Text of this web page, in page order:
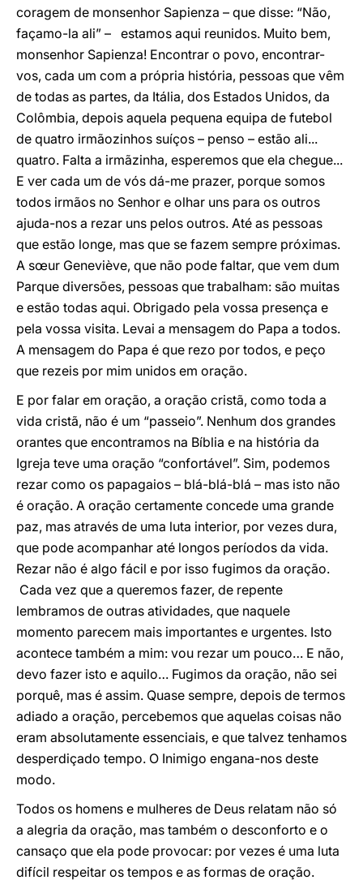
coragem de monsenhor Sapienza – que disse: “Não,
façamo-la ali” – estamos aqui reunidos. Muito bem,
monsenhor Sapienza! Encontrar o povo, encontrar-
vos, cada um com a própria história, pessoas que vêm
de todas as partes, da Itália, dos Estados Unidos, da
Colômbia, depois aquela pequena equipa de futebol
de quatro irmãozinhos suíços – penso – estão ali...
quatro. Falta a irmãzinha, esperemos que ela chegue...
E ver cada um de vós dá-me prazer, porque somos
todos irmãos no Senhor e olhar uns para os outros
ajuda-nos a rezar uns pelos outros. Até as pessoas
que estão longe, mas que se fazem sempre próximas.
A sœur Geneviève, que não pode faltar, que vem dum
Parque diversões, pessoas que trabalham: são muitas
e estão todas aqui. Obrigado pela vossa presença e
pela vossa visita. Levai a mensagem do Papa a todos.
A mensagem do Papa é que rezo por todos, e peço
que rezeis por mim unidos em oração.
E por falar em oração, a oração cristã, como toda a
vida cristã, não é um “passeio”. Nenhum dos grandes
orantes que encontramos na Bíblia e na história da
Igreja teve uma oração “confortável”. Sim, podemos
rezar como os papagaios – blá-blá-blá – mas isto não
é oração. A oração certamente concede uma grande
paz, mas através de uma luta interior, por vezes dura,
que pode acompanhar até longos períodos da vida.
Rezar não é algo fácil e por isso fugimos da oração.
Cada vez que a queremos fazer, de repente
lembramos de outras atividades, que naquele
momento parecem mais importantes e urgentes. Isto
acontece também a mim: vou rezar um pouco… E não,
devo fazer isto e aquilo… Fugimos da oração, não sei
porquê, mas é assim. Quase sempre, depois de termos
adiado a oração, percebemos que aquelas coisas não
eram absolutamente essenciais, e que talvez tenhamos
desperdiçado tempo. O Inimigo engana-nos deste
modo.
Todos os homens e mulheres de Deus relatam não só
a alegria da oração, mas também o desconforto e o
cansaço que ela pode provocar: por vezes é uma luta
difícil respeitar os tempos e as formas de oração.